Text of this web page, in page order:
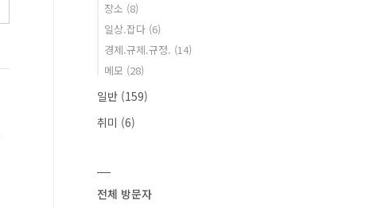
장소 (8)
일상.잡다 (6)
경제.규제.규정. (14)
메모 (28)
일반 (159)
취미 (6)
전체 방문자